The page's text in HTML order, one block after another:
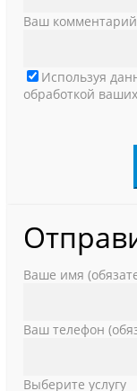
Ваш комментарий
Используя
обработкой
Ваше имя
Ваш телефон
Выберите услугу